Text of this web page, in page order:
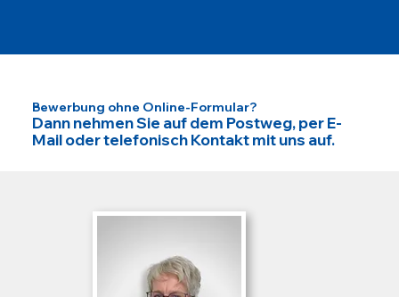
Bewerbung ohne Online-Formular?
Dann nehmen Sie auf dem Postweg, per E-
Mail oder telefonisch Kontakt mit uns auf.